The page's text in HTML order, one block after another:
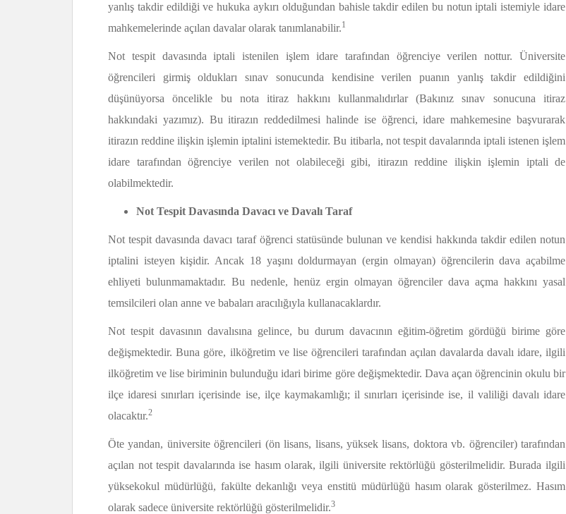
yanlış takdir edildiği ve hukuka aykırı olduğundan bahisle takdir edilen bu notun iptali istemiyle idare
mahkemelerinde açılan davalar olarak tanımlanabilir.1
Not tespit davasında iptali istenilen işlem idare tarafından öğrenciye verilen nottur. Üniversite
öğrencileri girmiş oldukları sınav sonucunda kendisine verilen puanın yanlış takdir edildiğini
düşünüyorsa öncelikle bu nota itiraz hakkını kullanmalıdırlar (Bakınız sınav sonucuna itiraz
hakkındaki yazımız). Bu itirazın reddedilmesi halinde ise öğrenci, idare mahkemesine başvurarak
itirazın reddine ilişkin işlemin iptalini istemektedir. Bu itibarla, not tespit davalarında iptali istenen işlem
idare tarafından öğrenciye verilen not olabileceği gibi, itirazın reddine ilişkin işlemin iptali de
olabilmektedir.
Not Tespit Davasında Davacı ve Davalı Taraf
Not tespit davasında davacı taraf öğrenci statüsünde bulunan ve kendisi hakkında takdir edilen notun
iptalini isteyen kişidir. Ancak 18 yaşını doldurmayan (ergin olmayan) öğrencilerin dava açabilme
ehliyeti bulunmamaktadır. Bu nedenle, henüz ergin olmayan öğrenciler dava açma hakkını yasal
temsilcileri olan anne ve babaları aracılığıyla kullanacaklardır.
Not tespit davasının davalısına gelince, bu durum davacının eğitim-öğretim gördüğü birime göre
değişmektedir. Buna göre, ilköğretim ve lise öğrencileri tarafından açılan davalarda davalı idare, ilgili
ilköğretim ve lise biriminin bulunduğu idari birime göre değişmektedir. Dava açan öğrencinin okulu bir
ilçe idaresi sınırları içerisinde ise, ilçe kaymakamlığı; il sınırları içerisinde ise, il valiliği davalı idare
olacaktır.2
Öte yandan, üniversite öğrencileri (ön lisans, lisans, yüksek lisans, doktora vb. öğrenciler) tarafından
açılan not tespit davalarında ise hasım olarak, ilgili üniversite rektörlüğü gösterilmelidir. Burada ilgili
yüksekokul müdürlüğü, fakülte dekanlığı veya enstitü müdürlüğü hasım olarak gösterilmez. Hasım
olarak sadece üniversite rektörlüğü gösterilmelidir.3